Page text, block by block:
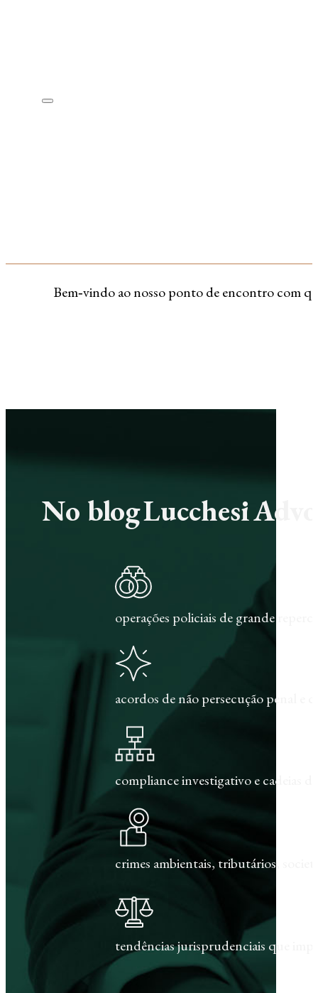
Bem‑vindo ao nosso ponto de encontro com
No blog Lucchesi
operações policiais de grande
acordos de não persecução penal e
compliance investigativo e cadeias
crimes ambientais, tributários,
tendências jurisprudenciais que